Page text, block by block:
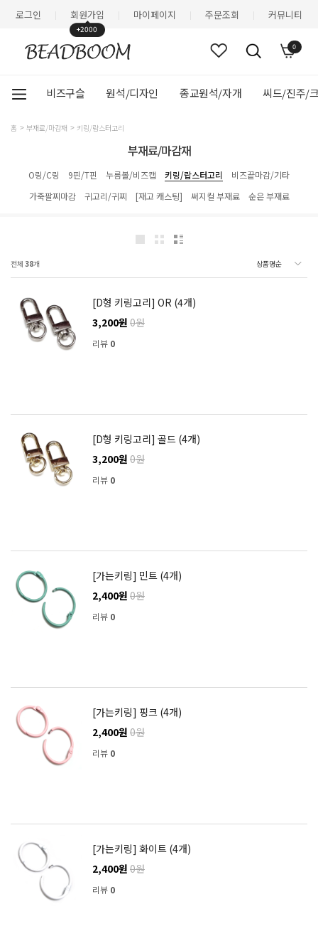
로그인 회원가입
+2000
마이페이지 주문조회 커뮤니티
0
비즈구슬 원석/디자인 종교원석/자개 씨드/진주/
홈 부재료/마감재 키링/랍스터고리
부재료/마감재
O링/C링 9핀/T핀 누름볼/비즈캡 키링/랍스터고리
비즈끝마감/기타
가죽팔찌마감
귀고리/귀찌 [재고 캐스팅] 써지컬 부재료 순은 부재료
전체 38개
[D형 키링고리] OR (4개)
3,200원 0원
리뷰 0
[D형 키링고리] 골드 (4개)
3,200원 0원
리뷰 0
[가는키링] 민트 (4개)
2,400원 0원
리뷰 0
[가는키링] 핑크 (4개)
2,400원 0원
리뷰 0
[가는키링] 화이트 (4개)
2,400원 0원
리뷰 0